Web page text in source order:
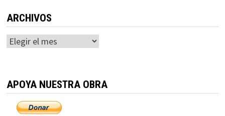
ARCHIVOS
Archivos
APOYA NUESTRA OBRA